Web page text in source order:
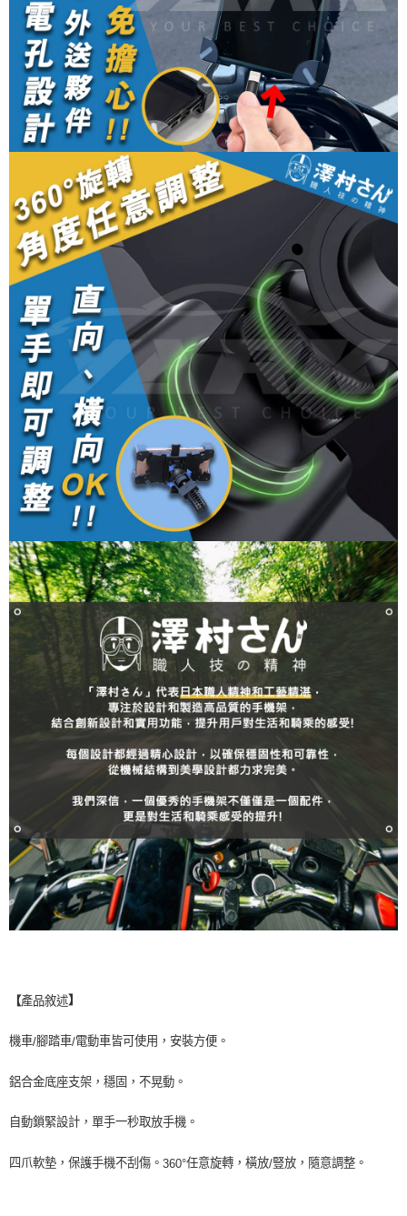
【產品敘述】
機車/腳踏車/電動車皆可使用，安裝方便。
鋁合金底座支架，穩固，不晃動。
自動鎖緊設計，單手一秒取放手機。
四爪軟墊，保護手機不刮傷。 360°任意旋轉，橫放/豎放，隨意調整。